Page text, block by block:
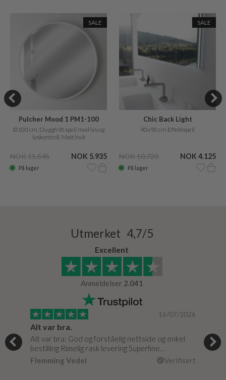
SALE
Pulcher Mood 1 PM1-100
Ø100 cm. Duggfritt speil med lys og
lyskontroll, Matt hvit
NOK 11.545 NOK 5.935
På lager
SALE
Chic Back Light
90x90 cm Effektspeil
NOK 10.720 NOK 4.125
På lager
Utmerket 4,7/5
Excellent
Anmeldelser 2.041
16/07/2026
Alt var bra.
Alt var bra: God og forståelig nettside og enkel
bestilling Rimelig rask levering Superfine…
Flemming Vedel
Verifisert
Jeg
fikk